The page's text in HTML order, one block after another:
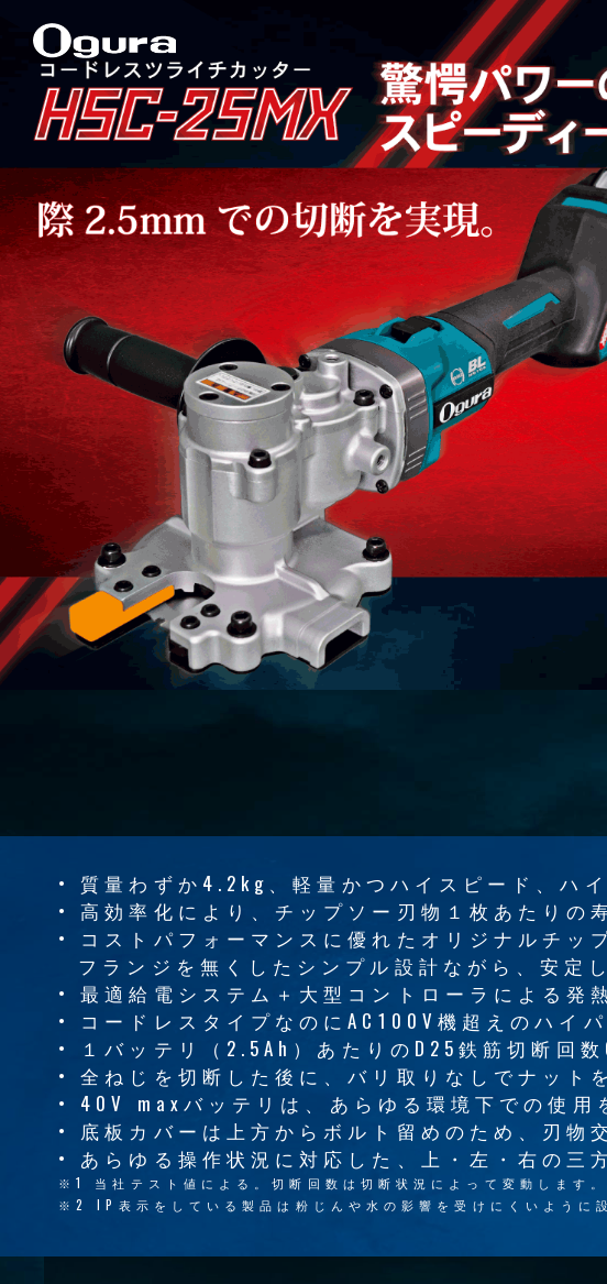
• 質量わずか4.2kg、軽量かつハイスピード、ハ
• 高効率化により、チップソー刃物１枚あたり
• コストパフォーマンスに優れたオリジナルチ
フランジを無くしたシンプル設計ながら、安
• 最適給電システム＋大型コントローラによる
• コードレスタイプなのにAC100V機超えのハイ
• １バッテリ（2.5Ah）あたりのD25鉄筋切断回数
• 全ねじを切断した後に、バリ取りなしでナット
• 40V maxバッテリは、あらゆる環境下での使
• 底板カバーは上方からボルト留めのため、刃
• あらゆる操作状況に対応した、上・左・右の三
※1 当社テスト値による。切断回数は切断状況によって変動します。
※2 IP表示をしている製品は粉じんや水の影響を受けにくいように